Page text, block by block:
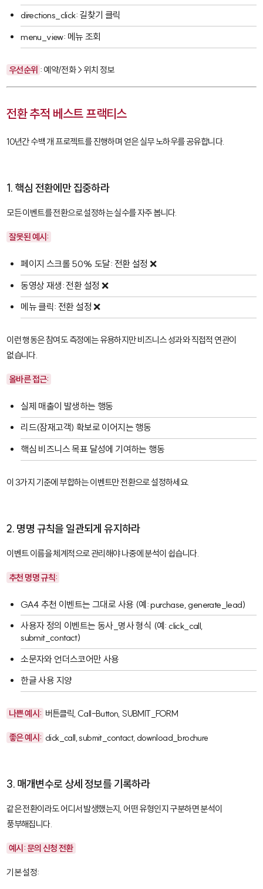
directions_click: 길찾기 클릭
menu_view: 메뉴 조회
우선순위 : 예약/전화 > 위치 정보
전환 추적 베스트 프랙티스
10년간 수백 개 프로젝트를 진행하며 얻은 실무 노하우를 공유합니다.
1. 핵심 전환에만 집중하라
모든 이벤트를 전환으로 설정하는 실수를 자주 봅니다.
잘못된 예시:
페이지 스크롤 50% 도달: 전환 설정 ❌
동영상 재생: 전환 설정 ❌
메뉴 클릭: 전환 설정 ❌
이런 행동은 참여도 측정에는 유용하지만 비즈니스 성과와 직접적 연관이
없습니다.
올바른 접근:
실제 매출이 발생하는 행동
리드(잠재고객) 확보로 이어지는 행동
핵심 비즈니스 목표 달성에 기여하는 행동
이 3가지 기준에 부합하는 이벤트만 전환으로 설정하세요.
2. 명명 규칙을 일관되게 유지하라
이벤트 이름을 체계적으로 관리해야 나중에 분석이 쉽습니다.
추천 명명 규칙:
GA4 추천 이벤트는 그대로 사용 (예:purchase ,generate_lead)
사용자 정의 이벤트는동사_명사형식 (예:click_call,
submit_contact)
소문자와 언더스코어만 사용
한글 사용 지양
나쁜 예시: 버튼클릭, Call-Button, SUBMIT_FORM
좋은 예시: click_call,submit_contact, download_brochure
3. 매개변수로 상세 정보를 기록하라
같은 전환이라도 어디서 발생했는지, 어떤 유형인지 구분하면 분석이
풍부해집니다.
예시: 문의 신청 전환
기본 설정: